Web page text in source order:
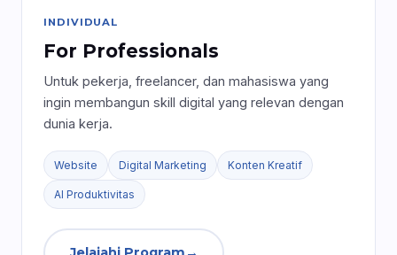
INDIVIDUAL
For Professionals
Untuk pekerja, freelancer, dan mahasiswa yang
ingin membangun skill digital yang relevan dengan
dunia kerja.
Website Digital Marketing Konten Kreatif
AI Produktivitas